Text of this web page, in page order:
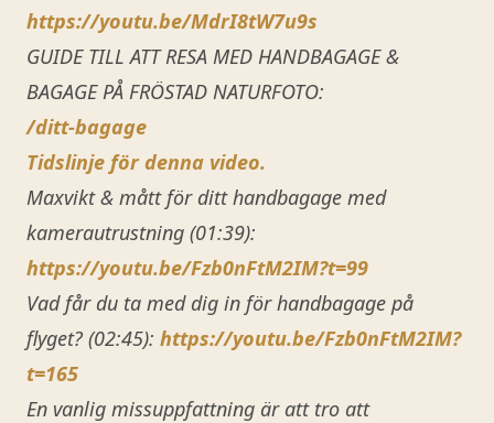
https://youtu.be/MdrI8tW7u9s
GUIDE TILL ATT RESA MED HANDBAGAGE &
BAGAGE PÅ FRÖSTAD NATURFOTO:
/ditt-bagage
Tidslinje för denna video.
Maxvikt & mått för ditt handbagage med
kamerautrustning (01:39):
https://youtu.be/Fzb0nFtM2IM?t=99
Vad får du ta med dig in för handbagage på
flyget? (02:45): https://youtu.be/Fzb0nFtM2IM?
t=165
En vanlig missuppfattning är att tro att